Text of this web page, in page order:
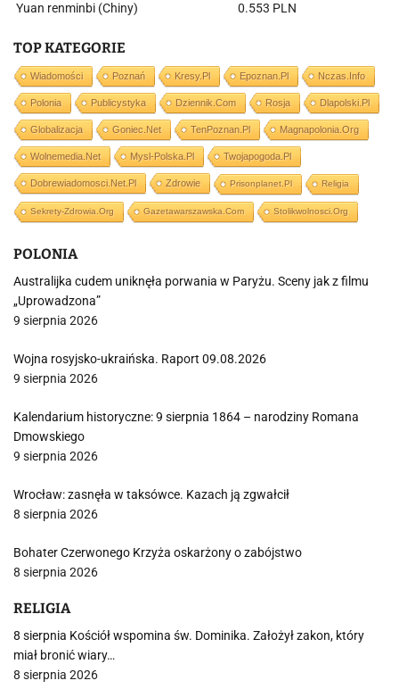
Yuan renminbi (Chiny)
0.553 PLN
TOP KATEGORIE
Wiadomości Poznań Kresy.pl Epoznan.pl Nczas.info
Polonia Publicystyka Dziennik.com Rosja Dlapolski.pl
Globalizacja Goniec.net TenPoznan.pl Magnapolonia.org
Wolnemedia.net Mysl-Polska.pl Twojapogoda.pl
Dobrewiadomosci.net.pl Zdrowie Prisonplanet.pl Religia
Sekrety-Zdrowia.org Gazetawarszawska.com Stolikwolnosci.org
POLONIA
Australijka cudem uniknęła porwania w Paryżu. Sceny jak z filmu
„Uprowadzona”
9 sierpnia 2026
Wojna rosyjsko-ukraińska. Raport 09.08.2026
9 sierpnia 2026
Kalendarium historyczne: 9 sierpnia 1864 – narodziny Romana
Dmowskiego
9 sierpnia 2026
Wrocław: zasnęła w taksówce. Kazach ją zgwałcił
8 sierpnia 2026
Bohater Czerwonego Krzyża oskarżony o zabójstwo
8 sierpnia 2026
RELIGIA
8 sierpnia Kościół wspomina św. Dominika. Założył zakon, który
miał bronić wiary…
8 sierpnia 2026